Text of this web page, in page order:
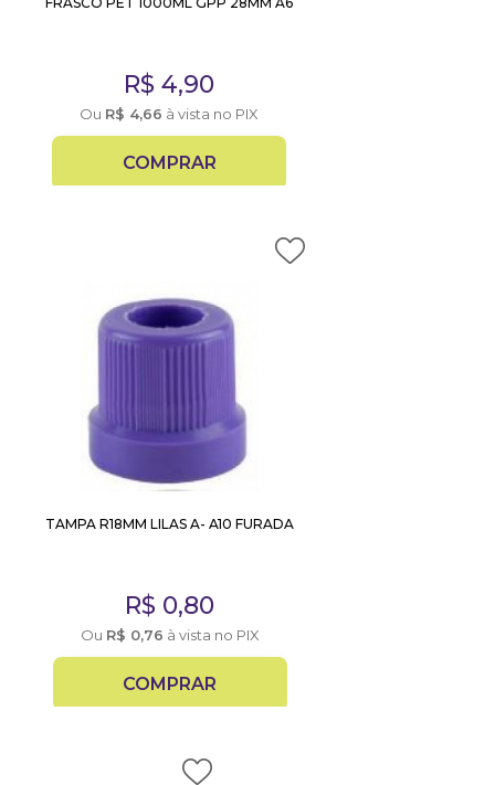
R$ 4,90
Ou R$ 4,66 à vista no PIX
COMPRAR
TAMPA R18MM LILAS A- A10 FURADA
R$ 0,80
Ou R$ 0,76 à vista no PIX
COMPRAR